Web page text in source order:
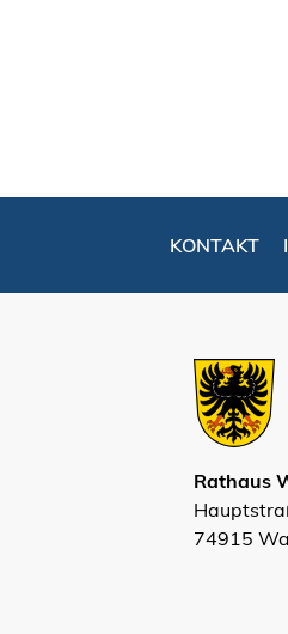
KONTAKT
Rathaus
74915